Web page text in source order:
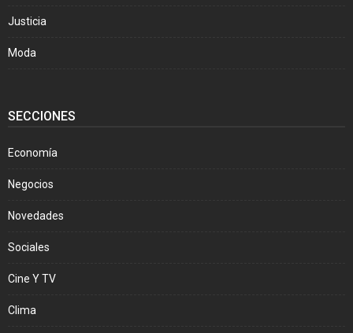
Justicia
Moda
SECCIONES
Economía
Negocios
Novedades
Sociales
Cine Y TV
Clima